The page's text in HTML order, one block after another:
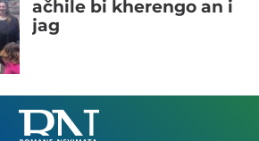
ačhile bi kherengo an i
jag
Romane
Nemivata